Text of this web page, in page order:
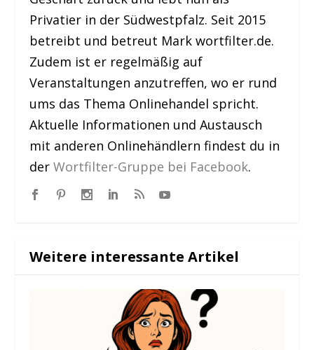
Privatier in der Südwestpfalz. Seit 2015
betreibt und betreut Mark wortfilter.de.
Zudem ist er regelmäßig auf
Veranstaltungen anzutreffen, wo er rund
ums das Thema Onlinehandel spricht.
Aktuelle Informationen und Austausch
mit anderen Onlinehändlern findest du in
derWortfilter-Gruppe bei Facebook.
Weitere interessante Artikel